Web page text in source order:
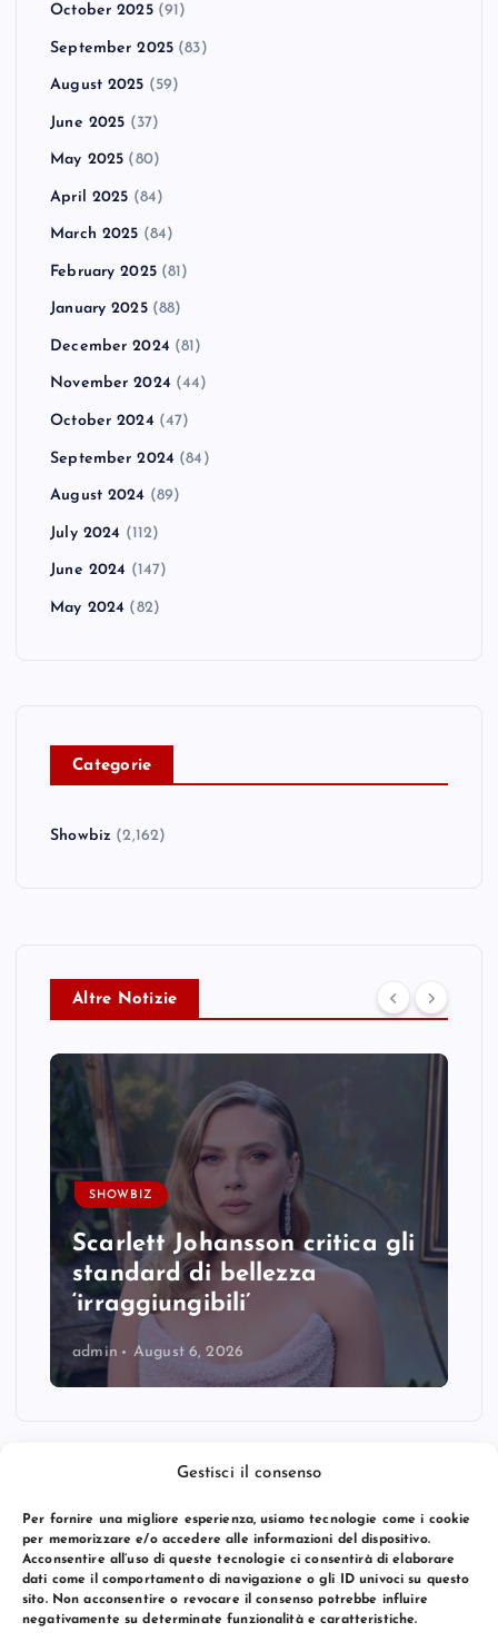
Gestisci il consenso
Per fornire una migliore esperienza, usiamo tecnologie come i cookie
per memorizzare e/o accedere alle informazioni del dispositivo.
Acconsentire all’uso di queste tecnologie ci consentirà di elaborare
dati come il comportamento di navigazione o gli ID univoci su questo
sito. Non acconsentire o revocare il consenso potrebbe influire
negativamente su determinate funzionalità e caratteristiche.
October 2025(91)
September 2025 (83)
August 2025 (59)
June 2025 (37)
May 2025 (80)
April 2025 (84)
March 2025 (84)
February 2025(81)
January 2025(88)
December 2024 (81)
November 2024 (44)
October 2024 (47)
September 2024 (84)
August 2024 (89)
July 2024 (112)
June 2024 (147)
May 2024 (82)
Categorie
Showbiz (2,162)
Altre Notizie
SHOWBIZ
Scarlett Johansson critica gli
standard di bellezza
‘irraggiungibili’
admin August 6, 2026